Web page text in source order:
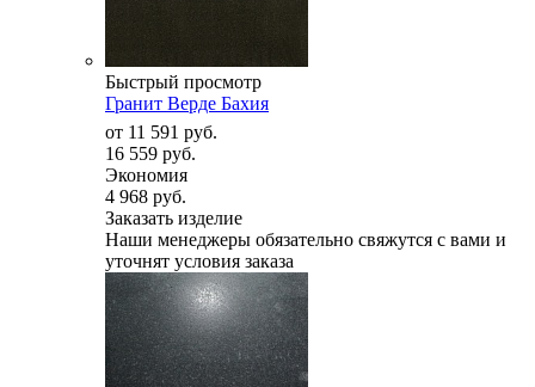
Быстрый просмотр
Гранит Верде Бахия
от 11 591 руб.
16 559 руб.
Экономия
4 968 руб.
Заказать изделие
Наши менеджеры обязательно свяжутся с вами и
уточнят условия заказа